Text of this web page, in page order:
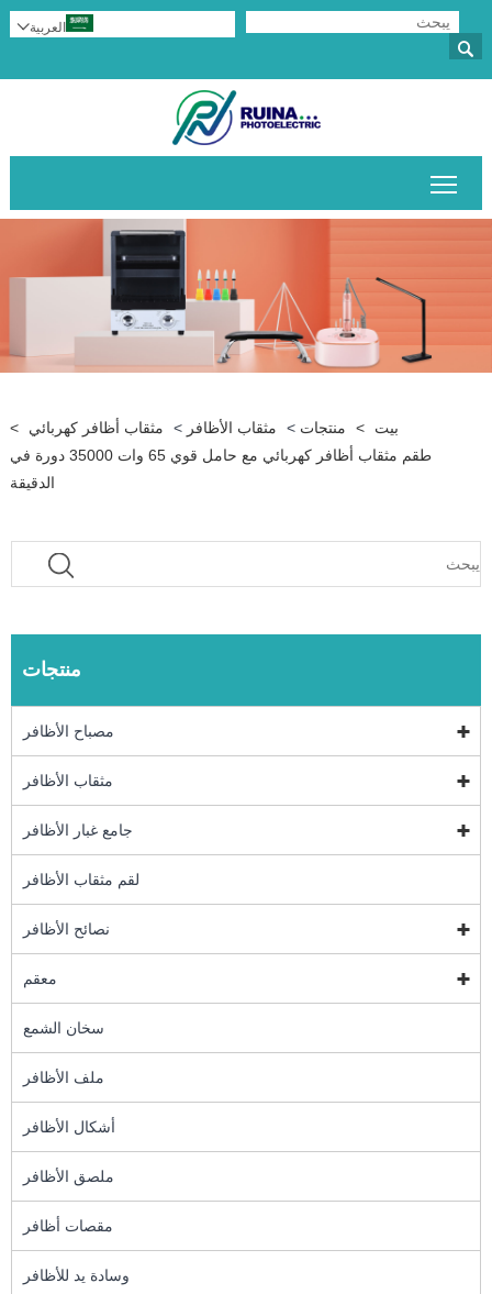

العربية
بيت > منتجات > مثقاب الأظافر > مثقاب أظافر كهربائي
>
طقم مثقاب أظافر كهربائي مع حامل قوي 65 وات 35000 دورة في
الدقيقة
منتجات
مصباح الأظافر
مثقاب الأظافر
جامع غبار الأظافر
لقم مثقاب الأظافر
نصائح الأظافر
معقم
سخان الشمع
ملف الأظافر
أشكال الأظافر
ملصق الأظافر
مقصات أظافر
وسادة يد للأظافر